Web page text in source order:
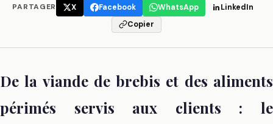
PARTAGER X Facebook WhatsApp
LinkedIn
Copier
De la viande de brebis et des aliments
périmés servis aux clients : le